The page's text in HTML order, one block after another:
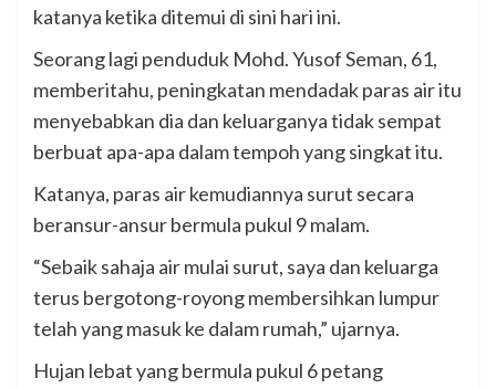
katanya ketika ditemui di sini hari ini.
Seorang lagi penduduk Mohd. Yusof Seman, 61,
memberitahu, peningkatan mendadak paras air itu
menyebabkan dia dan keluarganya tidak sempat
berbuat apa-apa dalam tempoh yang singkat itu.
Katanya, paras air kemudiannya surut secara
beransur-ansur bermula pukul 9 malam.
“Sebaik sahaja air mulai surut, saya dan keluarga
terus bergotong-royong membersihkan lumpur
telah yang masuk ke dalam rumah,” ujarnya.
Hujan lebat yang bermula pukul 6 petang